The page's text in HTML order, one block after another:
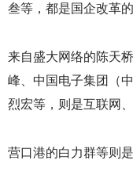
叁等，都是国企改革的
来自盛大网络的陈天
峰、中国电子集团（
烈宏等，则是互联网
营口港的白力群等则